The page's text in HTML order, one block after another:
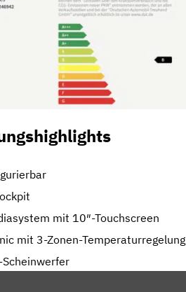
mit 10″-Touchscreen
mit 3-Zonen-Temperaturregelung
Scheinwerfer